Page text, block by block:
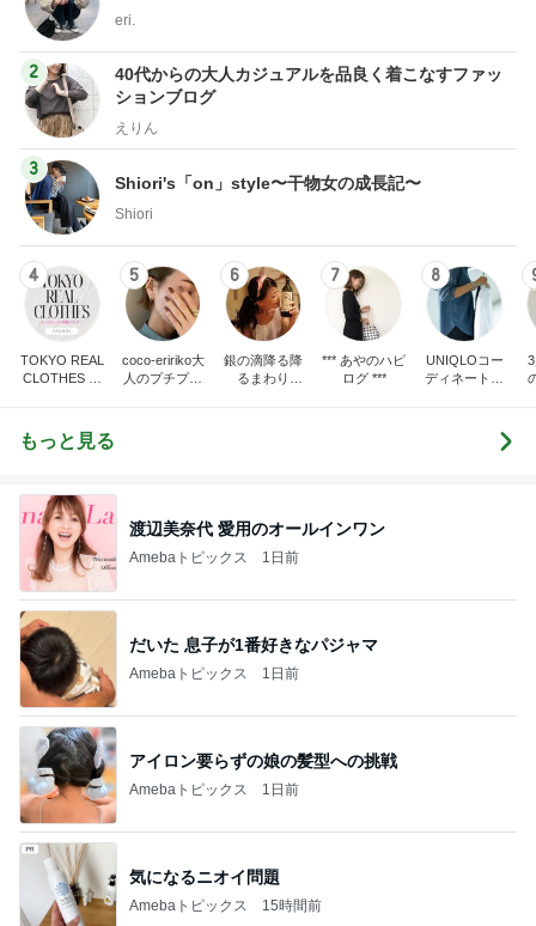
eri.
2
40代からの大人カジュアルを品良く着こなすファッ
ションブログ
えりん
3
Shiori's「on」style〜干物女の成長記〜
Shiori
4
TOKYO REAL
CLOTHES 大
5
coco-eririko大
人のプチプラ
6
銀の滴降る降
るまわり
7
*** あやのハピ
ログ ***
8
UNIQLOコー
ディネート日
もっと見る
渡辺美奈代 愛用のオールインワン
Amebaトピックス 1日前
だいた 息子が1番好きなパジャマ
Amebaトピックス 1日前
アイロン要らずの娘の髪型への挑戦
Amebaトピックス 1日前
気になるニオイ問題
Amebaトピックス 15時間前